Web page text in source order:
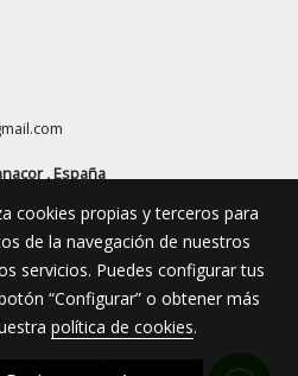
, España
cookies propias y terceros para
de la navegación de nuestros
servicios. Puedes configurar tus
“Configurar” o obtener más
política de cookies.